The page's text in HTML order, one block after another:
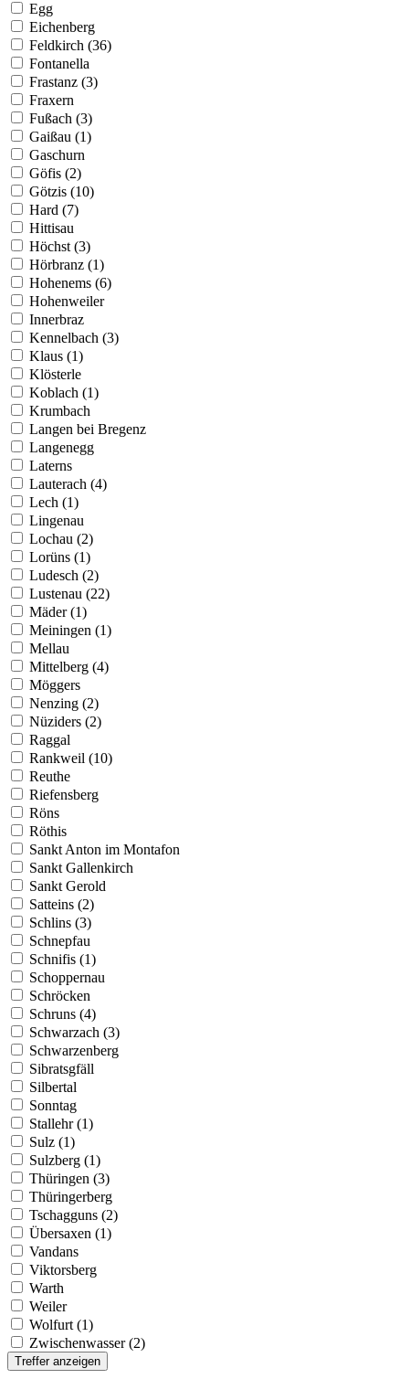
Egg
Eichenberg
Feldkirch (36)
Fontanella
Frastanz (3)
Fraxern
Fußach (3)
Gaißau (1)
Gaschurn
Göfis (2)
Götzis (10)
Hard (7)
Hittisau
Höchst (3)
Hörbranz (1)
Hohenems (6)
Hohenweiler
Innerbraz
Kennelbach (3)
Klaus (1)
Klösterle
Koblach (1)
Krumbach
Langen bei Bregenz
Langenegg
Laterns
Lauterach (4)
Lech (1)
Lingenau
Lochau (2)
Lorüns (1)
Ludesch (2)
Lustenau (22)
Mäder (1)
Meiningen (1)
Mellau
Mittelberg (4)
Möggers
Nenzing (2)
Nüziders (2)
Raggal
Rankweil (10)
Reuthe
Riefensberg
Röns
Röthis
Sankt Anton im Montafon
Sankt Gallenkirch
Sankt Gerold
Satteins (2)
Schlins (3)
Schnepfau
Schnifis (1)
Schoppernau
Schröcken
Schruns (4)
Schwarzach (3)
Schwarzenberg
Sibratsgfäll
Silbertal
Sonntag
Stallehr (1)
Sulz (1)
Sulzberg (1)
Thüringen (3)
Thüringerberg
Tschagguns (2)
Übersaxen (1)
Vandans
Viktorsberg
Warth
Weiler
Wolfurt (1)
Zwischenwasser (2)
Treffer anzeigen